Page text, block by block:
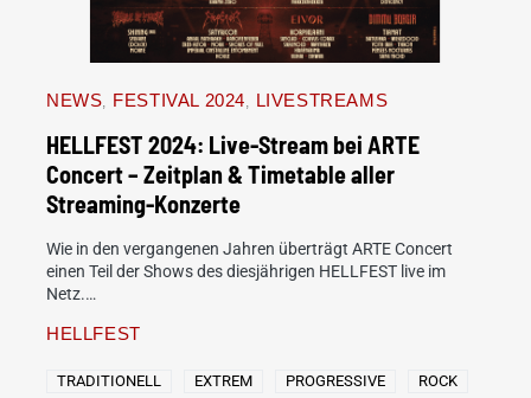
NEWS FESTIVAL 2024 LIVESTREAMS
HELLFEST 2024: Live-Stream bei ARTE
Concert – Zeitplan & Timetable aller
Streaming-Konzerte
Wie in den vergangenen Jahren überträgt ARTE Concert
einen Teil der Shows des diesjährigen HELLFEST live im
Netz.…
HELLFEST
TRADITIONELL EXTREM PROGRESSIVE
ROCK